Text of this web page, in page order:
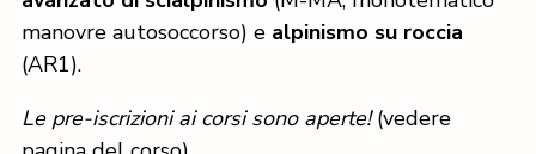
manovre autosoccorso) e alpinismo su roccia
(AR1).
Le pre-iscrizioni ai corsi sono aperte!(vedere